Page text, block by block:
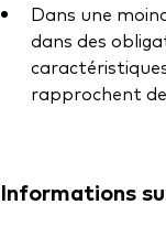
Dans une
dans des
rapprochent de
Informations